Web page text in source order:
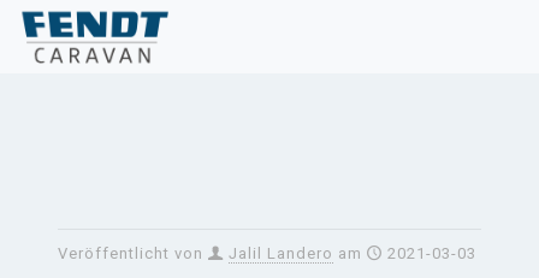
Veröffentlicht von Jalil Landero am 2021-03-03